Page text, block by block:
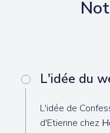
L'idée du
L'idée de
d'Etienne chez